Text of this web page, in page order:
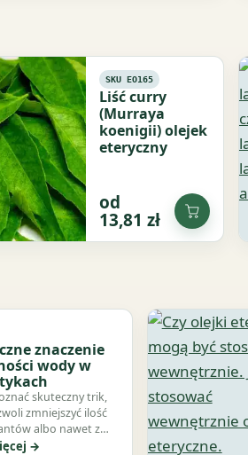
SKU EO165
Liść curry
(Murraya
koenigii) olejek
eteryczny
od
13,81 zł
Dodaj
do
znaczenie
wody w
skuteczny trik,
zmniejszyć ilość
albo nawet z
Musisz
→